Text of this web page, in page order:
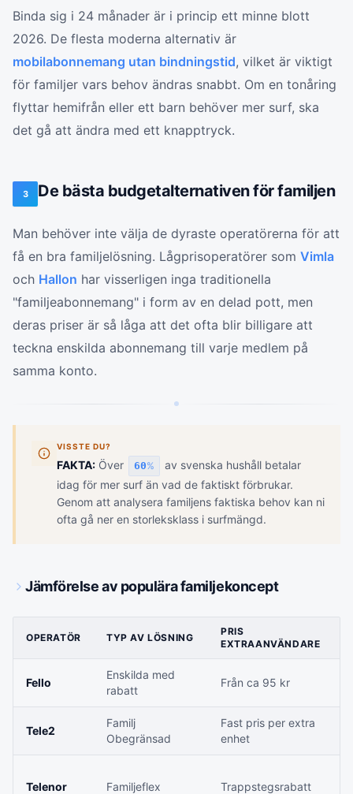
Binda sig i 24 månader är i princip ett minne blott
2026. De flesta moderna alternativ är
mobilabonnemang utan bindningstid, vilket är viktigt
för familjer vars behov ändras snabbt. Om en tonåring
flyttar hemifrån eller ett barn behöver mer surf, ska
det gå att ändra med ett knapptryck.
3 De bästa budgetalternativen för familjen
Man behöver inte välja de dyraste operatörerna för att
få en bra familjelösning. Lågprisoperatörer som Vimla
och Hallon har visserligen inga traditionella
"familjeabonnemang" i form av en delad pott, men
deras priser är så låga att det ofta blir billigare att
teckna enskilda abonnemang till varje medlem på
samma konto.
VISSTE DU?
FAKTA: Över 60%
av svenska hushåll betalar
idag för mer surf än vad de faktiskt förbrukar.
Genom att analysera familjens faktiska behov kan ni
ofta gå ner en storleksklass i surfmängd.
Jämförelse av populära familjekoncept
OPERATÖR TYP AV LÖSNING
PRIS
EXTRAANVÄNDARE
Fello
Enskilda med
rabatt
Från ca 95 kr
Tele2
Familj
Obegränsad
Fast pris per extra
enhet
Telenor Familjeflex Trappstegsrabatt